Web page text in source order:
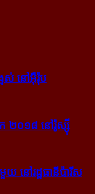
អស់ នៅ​អ៊ឺរ៉ុប
ក ២០១៨ នៅ​រ៉ូស្ស៊ី
យ នៅ​រដ្ឋធានី​ប៉ារីស​